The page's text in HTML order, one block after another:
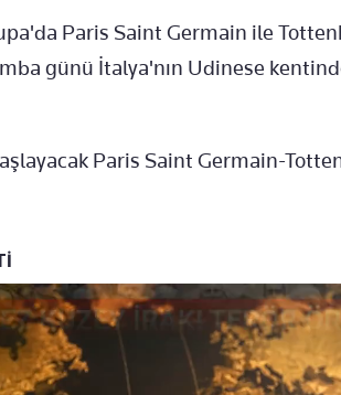
Paris Saint Germain ile
günü İtalya'nın Udinese
Paris Saint Germain-